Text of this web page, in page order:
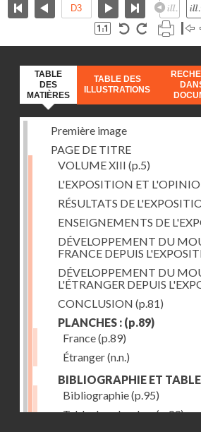
TABLE
DES
MATIÈRES
TABLE DES
ILLUSTRATIONS
Première image
PAGE DE TITRE
VOLUME XIII (p.5)
L'EXPOSITION ET
RÉSULTATS DE
ENSEIGNEMENTS DE
DÉVELOPPEMENT DU
FRANCE DEPUIS
DÉVELOPPEMENT DU
L'ÉTRANGER DEPUIS
CONCLUSION (p.81)
PLANCHES : (p.89)
France(p.89)
Étranger(n.n.)
BIBLIOGRAPHIE ET
Bibliographie(p.95)
Table des planches(p.99)